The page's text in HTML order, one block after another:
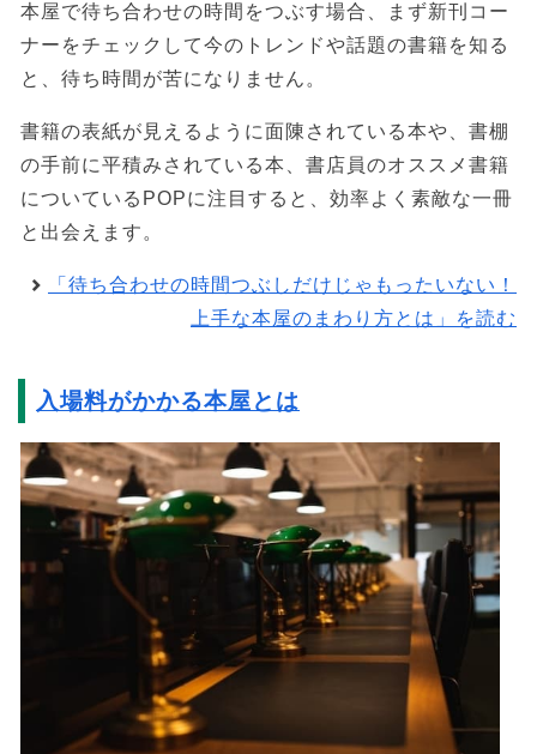
本屋で待ち合わせの時間をつぶす場合、まず新刊コー
ナーをチェックして今のトレンドや話題の書籍を知る
と、待ち時間が苦になりません。
書籍の表紙が見えるように面陳されている本や、書棚
の手前に平積みされている本、書店員のオススメ書籍
についているPOPに注目すると、効率よく素敵な一冊
と出会えます。
「待ち合わせの時間つぶしだけじゃもったいない！
上手な本屋のまわり方とは」を読む
入場料がかかる本屋とは